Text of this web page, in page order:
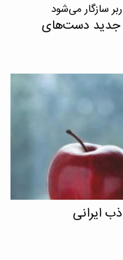
سازگار می‌شود
جدید دست‌های
ایرانی